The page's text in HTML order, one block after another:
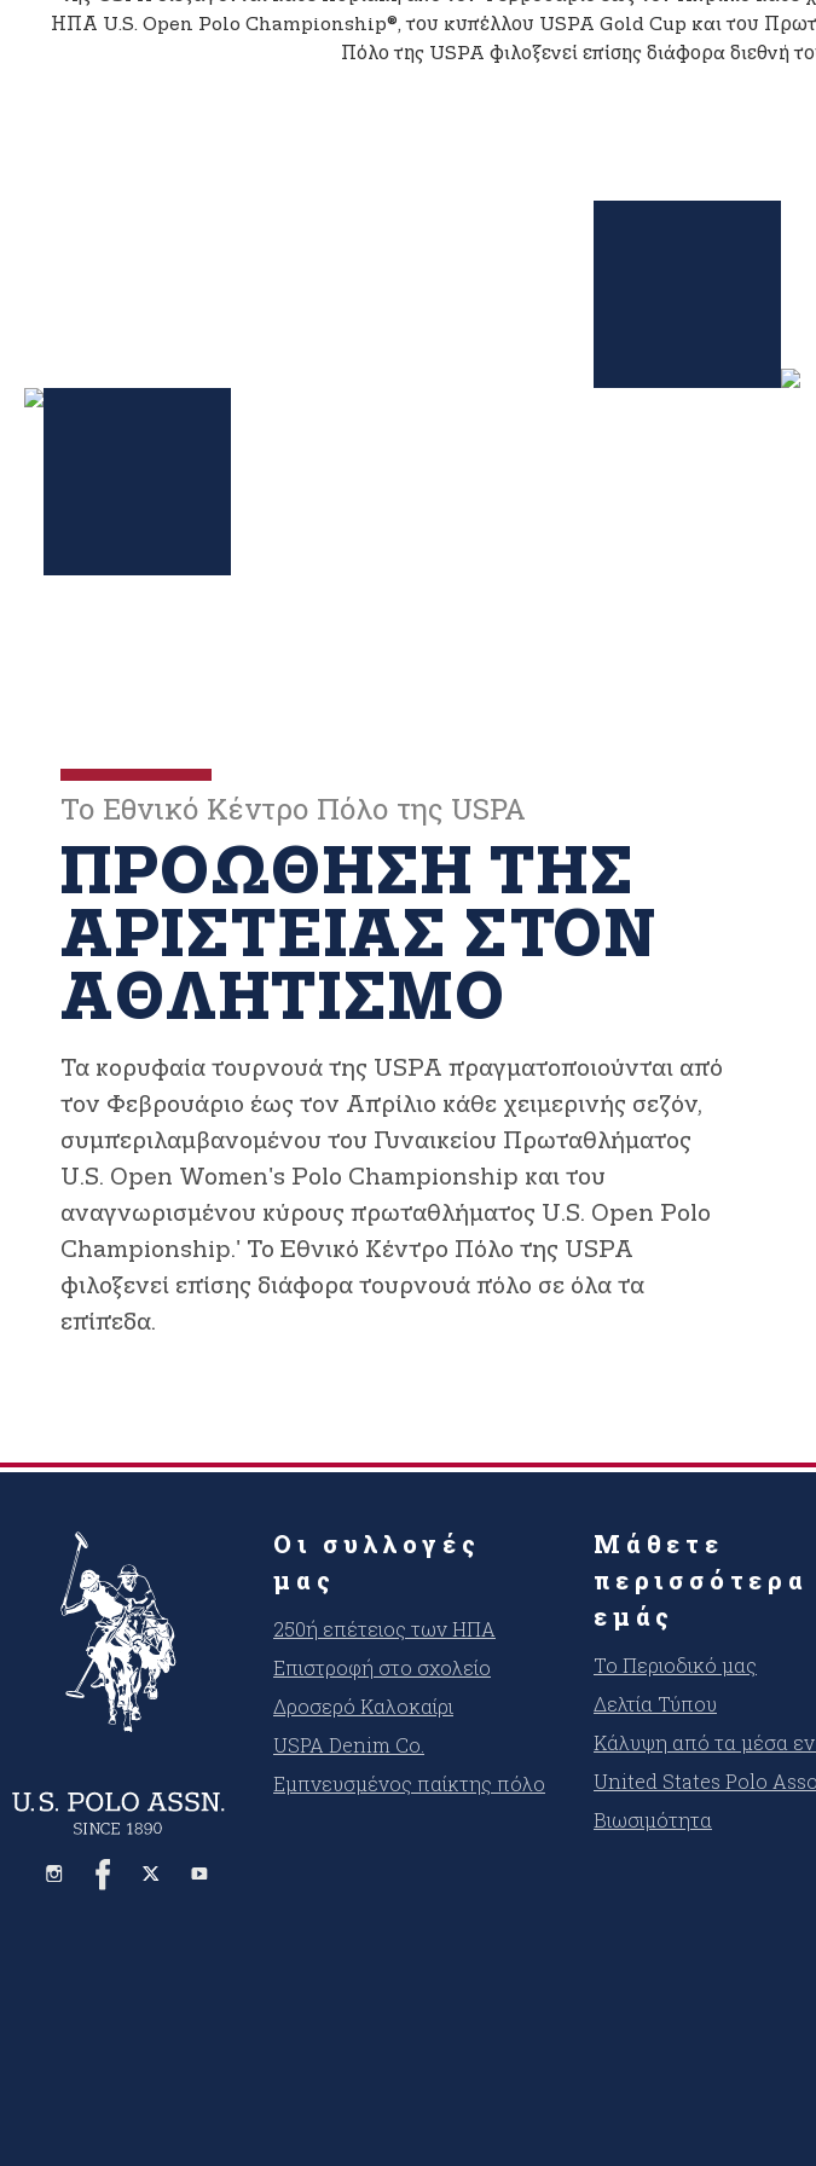
ΗΠΑ U.S. Open Polo Championship®, του κυπέλλου USPA Gold Cup και του
Πόλο της USPA φιλοξενεί επίσης διάφορα διεθνή
Το Εθνικό Κέντρο Πόλο της USPA
ΠΡΟΏΘΗΣΗ ΤΗΣ
ΑΡΙΣΤΕΊΑΣ ΣΤΟΝ
ΑΘΛΗΤΙΣΜΌ
Τα κορυφαία τουρνουά της USPA πραγματοποιούνται από
τον Φεβρουάριο έως τον Απρίλιο κάθε χειμερινής σεζόν,
συμπεριλαμβανομένου του Γυναικείου Πρωταθλήματος
U.S. Open Women's Polo Championship και του
αναγνωρισμένου κύρους πρωταθλήματος U.S. Open Polo
Championship.' Το Εθνικό Κέντρο Πόλο της USPA
φιλοξενεί επίσης διάφορα τουρνουά πόλο σε όλα τα
επίπεδα.
Οι συλλογές
μας
250ή επέτειος των ΗΠΑ
Επιστροφή στο σχολείο
Δροσερό Καλοκαίρι
USPA Denim Co.
Εμπνευσμένος παίκτης πόλο
Μάθετε
περισσότερα
εμάς
Το Περιοδικό μας
Δελτία Τύπου
Κάλυψη από τα μέσα
United States Polo
Βιωσιμότητα